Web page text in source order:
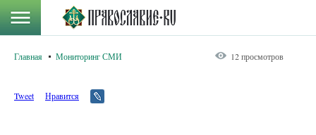
Главная Мониторинг СМИ 12 просмотров
Tweet Нравится